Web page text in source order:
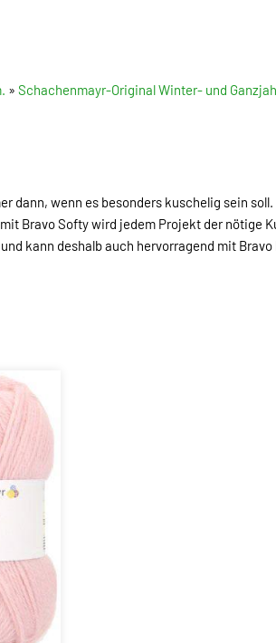
» Schachenmayr-Original Winter- und
dann, wenn es besonders kuschelig sein soll.
Bravo Softy wird jedem Projekt der nötige
kann deshalb auch hervorragend mit